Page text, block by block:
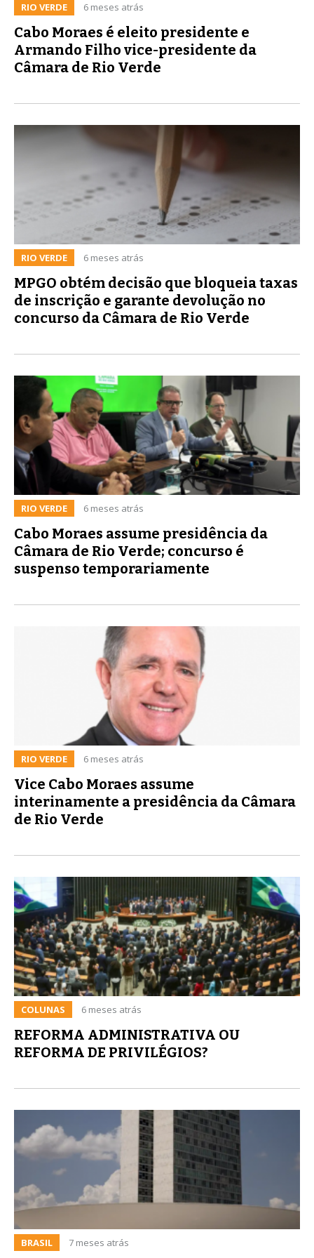
RIO VERDE 6 meses atrás
Cabo Moraes é eleito presidente e
Armando Filho vice-presidente da
Câmara de Rio Verde
RIO VERDE 6 meses atrás
MPGO obtém decisão que bloqueia taxas
de inscrição e garante devolução no
concurso da Câmara de Rio Verde
RIO VERDE 6 meses atrás
Cabo Moraes assume presidência da
Câmara de Rio Verde; concurso é
suspenso temporariamente
RIO VERDE 6 meses atrás
Vice Cabo Moraes assume
interinamente a presidência da Câmara
de Rio Verde
COLUNAS 6 meses atrás
REFORMA ADMINISTRATIVA OU
REFORMA DE PRIVILÉGIOS?
BRASIL 7 meses atrás